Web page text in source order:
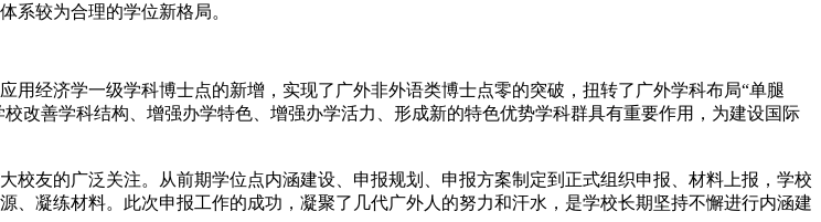
系较为合理的学位新格局。
经济学一级学科博士点的新增，实现了广外非外语类博士点零的突破，扭转了广外学科布局“单腿
改善学科结构、增强办学特色、增强办学活力、形成新的特色优势学科群具有重要作用，为建设国际
友的广泛关注。从前期学位点内涵建设、申报规划、申报方案制定到正式组织申报、材料上报，学校
凝练材料。此次申报工作的成功，凝聚了几代广外人的努力和汗水，是学校长期坚持不懈进行内涵建